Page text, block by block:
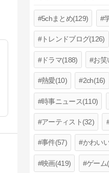
5chまとめ(129)
トレンドブログ(126)
ドラマ(188) お笑
熱愛(10) 2ch(16)
時事ニュース(110)
アーティスト(32)
事件(57) かわい
映画(419) ゲーム